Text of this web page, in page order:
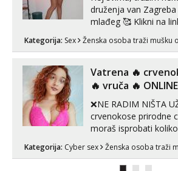
druženja van
mlađeg 🥰 Klikni na link ispod i nadji me
Kategorija: Sex Ženska osoba traži mušku
Vatrena ‎️‍🔥
‎️‍🔥 vruča‎ ️‍🔥
❌NE RADIM NIŠTA
crvenokose prirodne
moraš isprobati
MLADA vražica koja
prorodne grudi, 💦
prljave i u svemu
Kategorija: Cyber sex Ženska osoba traži